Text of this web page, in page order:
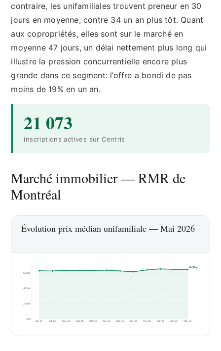
contraire, les unifamiliales trouvent preneur en 30
jours en moyenne, contre 34 un an plus tôt. Quant
aux copropriétés, elles sont sur le marché en
moyenne 47 jours, un délai nettement plus long qui
illustre la pression concurrentielle encore plus
grande dans ce segment: l’offre a bondi de pas
moins de 19% en un an.
21 073
inscriptions actives sur Centris
Marché immobilier — RMR de
Montréal
Évolution prix médian unifamiliale — Mai 2026